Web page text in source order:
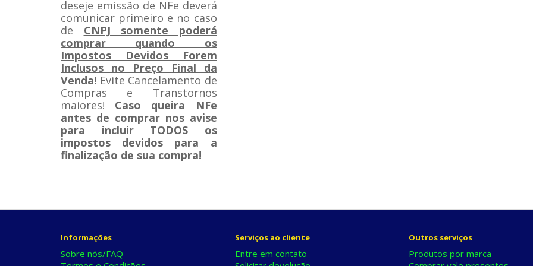
deseje emissão de NFe deverá
comunicar primeiro e no caso
de CNPJ somente poderá
comprar quando os
Impostos Devidos Forem
Inclusos no Preço Final da
Venda! Evite Cancelamento de
Compras e Transtornos
maiores! Caso queira NFe
antes de comprar nos avise
para incluir TODOS os
impostos devidos para a
finalização de sua compra!
Informações
Sobre nós/FAQ
Serviços ao cliente
Entre em contato
Outros serviços
Produtos por marca